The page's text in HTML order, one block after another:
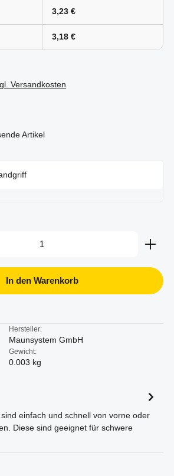
3,23 €
3,18 €
Versandkosten
Artikel
den gewünschten Wert ein
In den Warenkorb
Hersteller:
Maunsystem GmbH
Gewicht:
0.003 kg
einfach und schnell von vorne oder
Diese sind geeignet für schwere